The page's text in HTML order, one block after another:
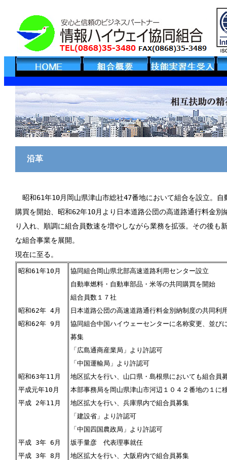
沿革
昭和61年10月岡山県津山市総社47番地において組合を設立。自
購買を開始、昭和62年10月より日本道路公団の高道路通行料金別
り入れ、順調に組合員数速を増やしながら業務を拡張。その後も
な組合事業を展開。
現在に至る。
昭和61年10月
昭和62年 4月
昭和62年 9月
昭和63年11月
平成元年10月
平成 2年11月
平成 3年 6月
平成 3年 8月
協同組合岡山県北部高速道路利用センター設立
自動車燃料・自動車部品・米等の共同購買を開始
組合員数１７社
日本道路公団の高速道路通行料金別納制度の共同利
協同組合中国ハイウェーセンターに名称変更、並び
募集
「広島通商産業局」より許認可
「中国運輸局」より許認可
地区拡大を行い、山口県・島根県においても組合員
本部事務局を岡山県津山市河辺１０４２番地の１に
地区拡大を行い、兵庫県内で組合員募集
「建設省」より許認可
「中国四国農政局」より許認可
坂手量彦 代表理事就任
地区拡大を行い、大阪府内で組合員募集